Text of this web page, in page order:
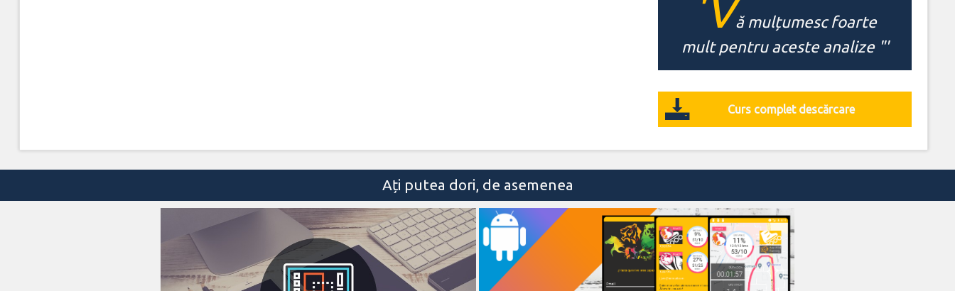
ă mulțumesc foarte
mult pentru aceste analize "'
Curs complet descărcare
Ați putea dori, de asemenea